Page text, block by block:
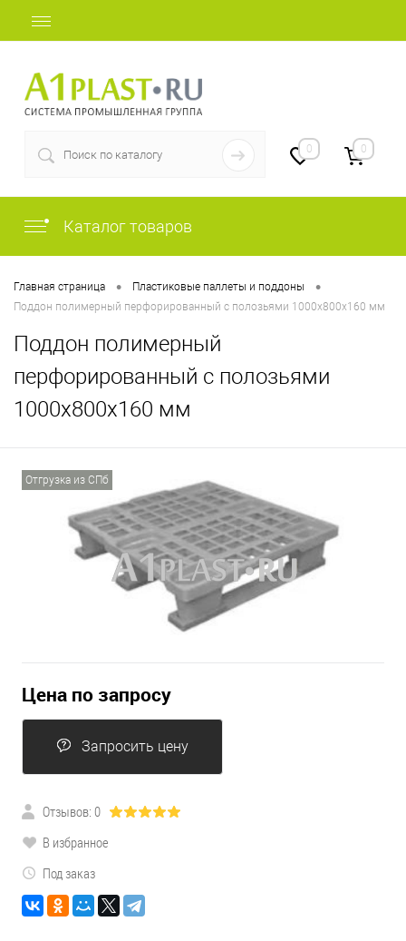
0 0
Каталог товаров
Главная страница • Пластиковые паллеты и поддоны •
Поддон полимерный перфорированный с полозьями 1000х800х160 мм
Поддон полимерный
перфорированный с полозьями
1000х800х160 мм
Отгрузка из СПб
Цена по запросу
Запросить цену
Отзывов: 0
В избранное
Под заказ